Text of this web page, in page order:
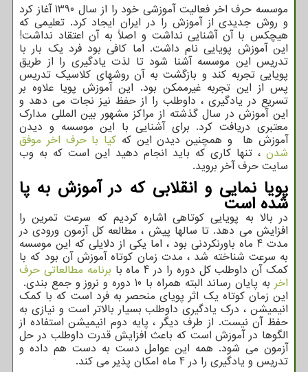
موسسه حرف اخر فعالیت آموزشی خود را از سال 1390 آغاز کرد
و روش جدیدی از آموزش را در ایران ایجاد کرد. تعلیمی که
هیچکس با آن آشنایی نداشت و اصلاً به آن اعتقاد نداشت!
این آموزش پویایی نام داشت. اما کافی بود فرد یک بار با
تدریس این موسسه آشنا شود تا لذت یادگیری را از طریق
پویایی تجربه کند و بازگشت به آن روشهای کلاسیک تدریس
پس از این تجربه غیرممکن بود. این آموزش پویا علاوه بر
تسریع در یادگیری ، داوطلب را از حفظ نیز نجات می دهد و
این آموزش در سال گذشته از مراکز مشهور بین المللی مدارک
معتبری دریافت کرد. برای آشنایی با این موسسه و دیدن
آموزش ها و همچنین دیدن این که کیا با حرف اخر موفق
شدن ، تنها کاری که باید انجام دهید این است که به وب
سایت حرف آخر بروید.
پویا نمایی و انقلابی که در آموزش به پا
شده است
در بالا به پویایی کوتاهی اشاره کردیم که سرعت تمرین را
افزایش می دهد. تا سالها پیش ، مطالعه کل آزمون ورودی در
مدت 4 ماه باورنکردنی بود ، اما یکی از دلایلی که این موسسه
به سرعت شناخته شد ، مدت زمان کوتاه آموزش آن بود که با
کمک آن داوطلب کل دوره را در 4 ماه با برنامه مطالعاتی حرف
اخر به پایان رساند البته همراه با 10 دوره و نروز و جمع بندی.
این زمان کوتاه یک اثر پویای منحصر به فرد است که با کمک
انیمیشن ، درک یادگیری داوطلب بسیار بالاتر است و نیازی به
حفظ آن نیست. از طرف دیگر ، پایه دوم انیمیشن استفاده از
الگوها در آموزش است که باعث افزایش قدرت داوطلب در حل
آزمون می شود. همه این عوامل دست به دست هم داده و
تدریس و یادگیری را در 4 ماه امکان پذیر می کند.